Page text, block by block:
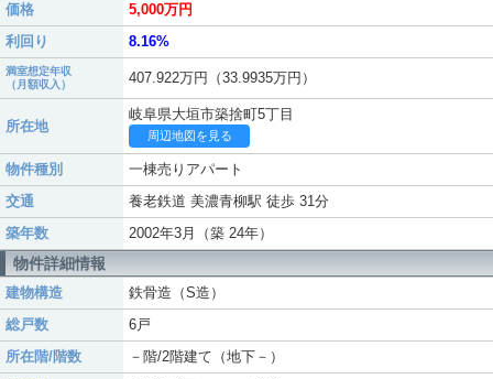
価格
5,000万円
利回り
8.16%
満室想定年収
（月額収入）
407.922万円（33.9935万円）
所在地
岐阜県大垣市築捨町5丁目
周辺地図を見る
物件種別
一棟売りアパート
交通
養老鉄道 美濃青柳駅 徒歩 31分
築年数
2002年3月（築 24年）
物件詳細情報
建物構造
鉄骨造（S造）
総戸数
6戸
所在階/階数
－階/2階建て（地下－）